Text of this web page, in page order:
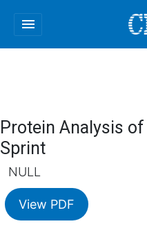
menu
Protein Analysis
Sprint
NULL
View PDF